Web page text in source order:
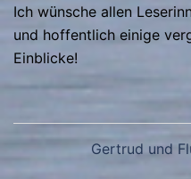
Ich wünsche allen
und hoffentlich einige
Einblicke!
Gertrud und